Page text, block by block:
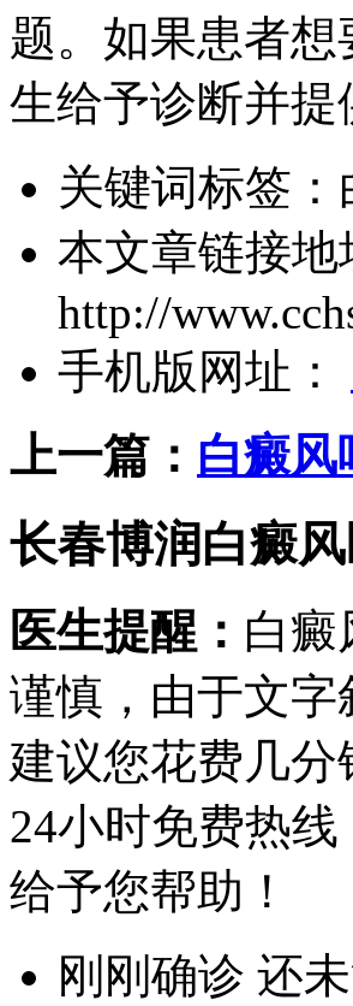
题。如果患者
生给予诊断并
关键词标签：
本文章链接地
http://
手机版网址：
上一篇： 白癜风
长春博润白癜
医生提醒： 白癜
谨慎，由于文
建议您花费几
24小时免费热线
给予您帮助！
刚刚确诊 还